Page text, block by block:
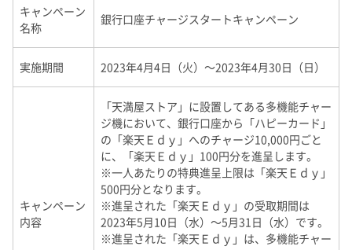
キャンペーン
名称
銀行口座チャージスタートキャンペーン
実施期間 2023年4月4日（火）～2023年4月30日（日）
キャンペーン
内容
「天満屋ストア」に設置してある多機能チャー
ジ機において、銀行口座から「ハピーカード」
の「楽天Ｅｄｙ」へのチャージ10,000円ごと
に、「楽天Ｅｄｙ」100円分を進呈します。
※一人あたりの特典進呈上限は「楽天Ｅｄｙ」
500円分となります。
※進呈された「楽天Ｅｄｙ」の受取期間は
2023年5月10日（水）～5月31日（水）です。
※進呈された「楽天Ｅｄｙ」は、多機能チャー